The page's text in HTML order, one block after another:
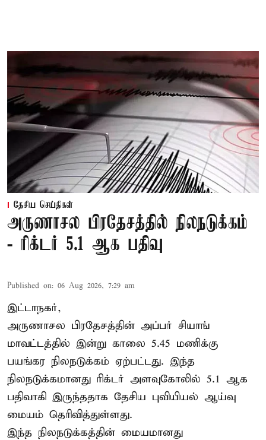
தேசிய செய்திகள்
அருணாசல பிரதேசத்தில் நிலநடுக்கம்
- ரிக்டர் 5.1 ஆக பதிவு
Published on: 06 Aug 2026, 7:29 am
இட்டாநகர்,
அருணாசல பிரதேசத்தின் அப்பர் சியாங்
மாவட்டத்தில் இன்று காலை 5.45 மணிக்கு
பயங்கர நிலநடுக்கம் ஏற்பட்டது. இந்த
நிலநடுக்கமானது ரிக்டர் அளவுகோலில் 5.1 ஆக
பதிவாகி இருந்ததாக தேசிய புவியியல் ஆய்வு
மையம் தெரிவித்துள்ளது.
இந்த நிலநடுக்கத்தின் மையமானது